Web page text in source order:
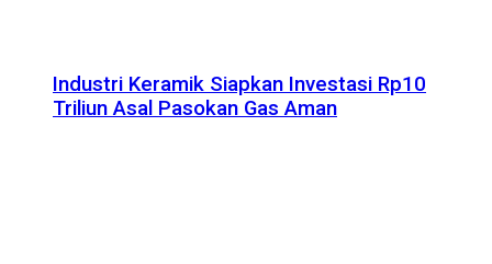
Industri Keramik Siapkan Investasi Rp10
Triliun Asal Pasokan Gas Aman